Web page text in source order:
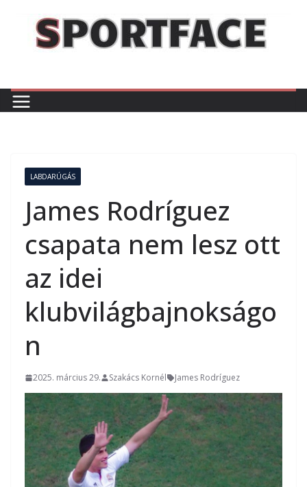
content
LABDARÚGÁS
James Rodríguez
csapata nem lesz ott
az idei
klubvilágbajnokságo
n
2025. március 29. Szakács Kornél James Rodríguez